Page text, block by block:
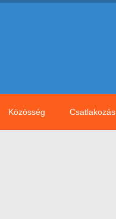
Közösség Csatlakozás